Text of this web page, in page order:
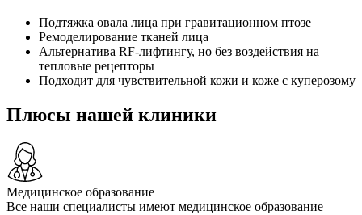
Подтяжка овала лица при гравитационном птозе
Ремоделирование тканей лица
Альтернатива RF-лифтингу, но без воздействия на
тепловые рецепторы
Подходит для чувствительной кожи и коже с куперозому
Плюсы нашей клиники
Медицинское образование
Все наши специалисты имеют медицинское образование